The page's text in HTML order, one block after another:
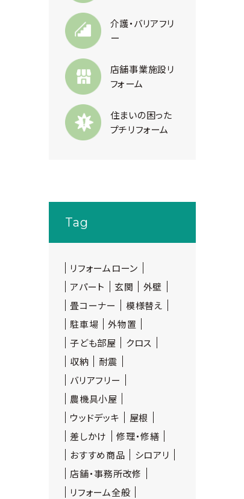
介護・バリアフリ
ー
店舗事業施設リ
フォーム
住まいの困った
プチリフォーム
Tag
リフォームローン
アパート
玄関
外壁
畳コーナー
模様替え
駐車場
外物置
子ども部屋
クロス
収納
耐震
バリアフリー
農機具小屋
ウッドデッキ
屋根
差しかけ
修理・修繕
おすすめ商品
シロアリ
店舗・事務所改修
リフォーム全般